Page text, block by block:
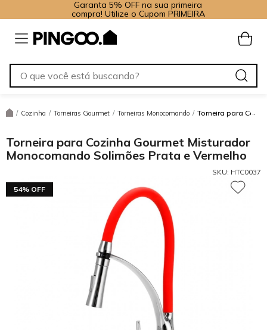
Garanta 5% OFF na sua primeira
compra! Utilize o Cupom PRIMEIRA
/ Cozinha / Torneiras Gourmet / Torneiras Monocomando / Torneira para
Torneira para Cozinha Gourmet Misturador
Monocomando Solimões Prata e Vermelho
SKU: HTC0037
54% OFF